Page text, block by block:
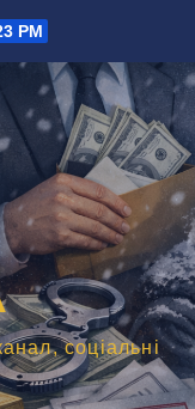
PM
соціальні